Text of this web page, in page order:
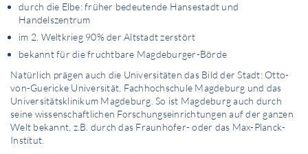
durch die Elbe: früher bedeutende Hansestadt und
Handelszentrum
im 2. Weltkrieg 90% der Altstadt zerstört
bekannt für die fruchtbare Magdeburger-Börde
Natürlich prägen auch die Universitäten das Bild der Stadt: Otto-
von-Guericke Universität, Fachhochschule Magdeburg und das
Universitätsklinikum Magdeburg. So ist Magdeburg auch durch
seine wissenschaftlichen Forschungseinrichtungen auf der ganzen
Welt bekannt, z.B. durch das Fraunhofer- oder das Max-Planck-
Institut.